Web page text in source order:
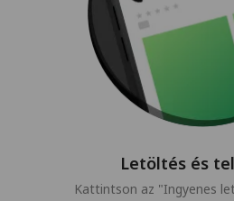
Letöltés és
Kattintson az "Ingyenes